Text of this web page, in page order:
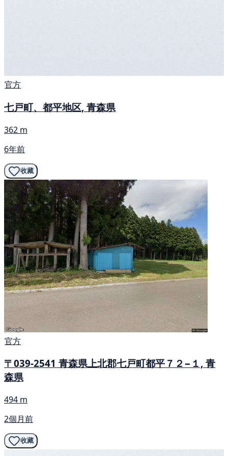
官方
七戸町、都平地区, 青森県
362 m
6年前
收藏
官方
〒039-2541 青森県上北郡七戸町都平７２−１, 青
森県
494 m
2個月前
收藏